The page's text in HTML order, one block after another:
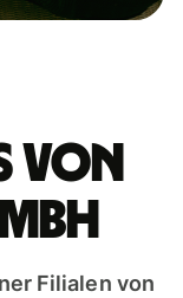
von
Filialen von